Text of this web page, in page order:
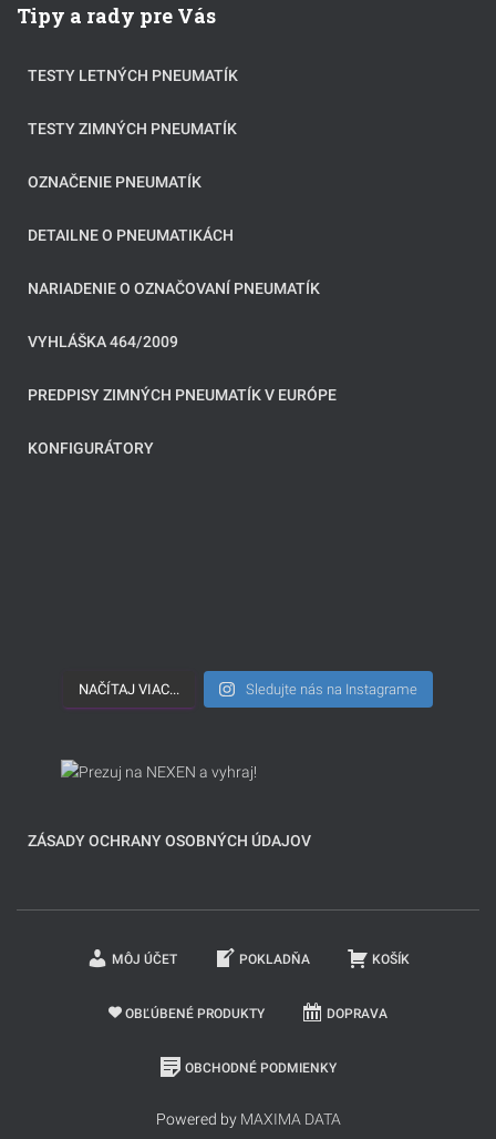
Tipy a rady pre Vás
TESTY LETNÝCH PNEUMATÍK
TESTY ZIMNÝCH PNEUMATÍK
OZNAČENIE PNEUMATÍK
DETAILNE O PNEUMATIKÁCH
NARIADENIE O OZNAČOVANÍ PNEUMATÍK
VYHLÁŠKA 464/2009
PREDPISY ZIMNÝCH PNEUMATÍK V EURÓPE
KONFIGURÁTORY
NAČÍTAJ VIAC... Sledujte nás na Instagrame
ZÁSADY OCHRANY OSOBNÝCH ÚDAJOV
MÔJ ÚČET POKLADŇA KOŠÍK
OBĽÚBENÉ PRODUKTY DOPRAVA
OBCHODNÉ PODMIENKY
Powered by MAXIMA DATA